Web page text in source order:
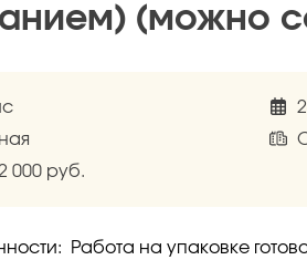
(можно
000 руб.
Работа на упаковке